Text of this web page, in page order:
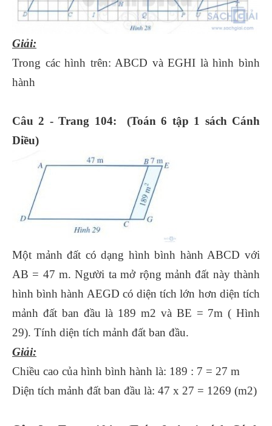
Giải:
Trong các hình trên: ABCD và EGHI là hình bình
hành
Câu 2 - Trang 104: (Toán 6 tập 1 sách Cánh
Diều)
Một mảnh đất có dạng hình bình hành ABCD với
AB = 47 m. Người ta mở rộng mảnh đất này thành
hình bình hành AEGD có diện tích lớn hơn diện tích
mảnh đất ban đầu là 189 m2 và BE = 7m ( Hình
29). Tính diện tích mảnh đất ban đầu.
Giải:
Chiều cao của hình bình hành là: 189 : 7 = 27 m
Diện tích mảnh đất ban đầu là: 47 x 27 = 1269 (m2)